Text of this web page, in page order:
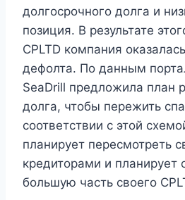
долгосрочного долга и
позиция. В результате
CPLTD компания
дефолта. По данным
SeaDrill предложила план
долга, чтобы пережить
соответствии с этой
планирует пересмотреть
кредиторами и планирует
большую часть своего